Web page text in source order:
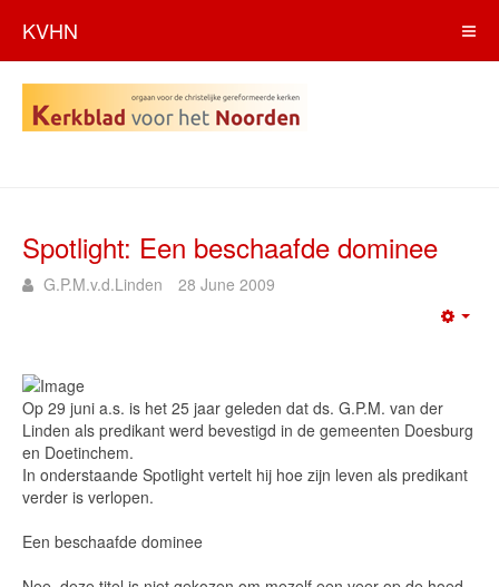
KVHN
Spotlight: Een beschaafde dominee
G.P.M.v.d.Linden 28 June 2009
Op 29 juni a.s. is het 25 jaar geleden dat ds. G.P.M. van der
Linden als predikant werd bevestigd in de gemeenten Doesburg
en Doetinchem.
In onderstaande Spotlight vertelt hij hoe zijn leven als predikant
verder is verlopen.
Een beschaafde dominee